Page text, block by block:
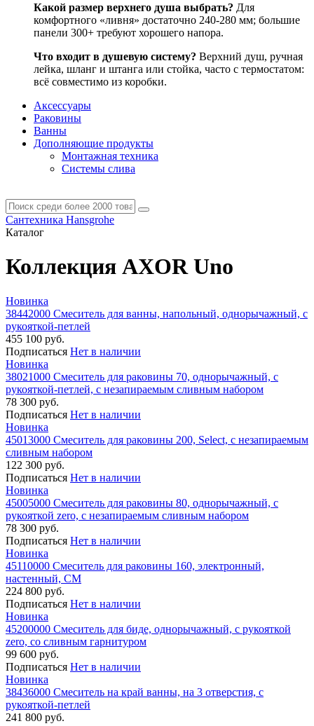
Какой размер верхнего душа выбрать? Для
комфортного «ливня» достаточно 240-280 мм; большие
панели 300+ требуют хорошего напора.
Что входит в душевую систему? Верхний душ, ручная
лейка, шланг и штанга или стойка, часто с термостатом:
всё совместимо из коробки.
Аксессуары
Раковины
Ванны
Дополняющие продукты
Монтажная техника
Системы слива
Сантехника Hansgrohe
Каталог
Коллекция AXOR Uno
Новинка
38442000 Смеситель для ванны, напольный, однорычажный, с
рукояткой-петлей
455 100 руб.
Подписаться Нет в наличии
Новинка
38021000 Смеситель для раковины 70, однорычажный, с
рукояткой-петлей, с незапираемым сливным набором
78 300 руб.
Подписаться Нет в наличии
Новинка
45013000 Смеситель для раковины 200, Select, с незапираемым
сливным набором
122 300 руб.
Подписаться Нет в наличии
Новинка
45005000 Смеситель для раковины 80, однорычажный, с
рукояткой zero, с незапираемым сливным набором
78 300 руб.
Подписаться Нет в наличии
Новинка
45110000 Смеситель для раковины 160, электронный,
настенный, СМ
224 800 руб.
Подписаться Нет в наличии
Новинка
45200000 Смеситель для биде, однорычажный, с рукояткой
zero, со сливным гарнитуром
99 600 руб.
Подписаться Нет в наличии
Новинка
38436000 Смеситель на край ванны, на 3 отверстия, с
рукояткой-петлей
241 800 руб.